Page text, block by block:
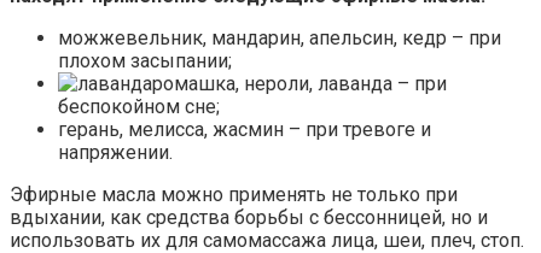
можжевельник, мандарин, апельсин, кедр – при
плохом засыпании;
ромашка, нероли, лаванда – при
беспокойном сне;
герань, мелисса, жасмин – при тревоге и
напряжении.
Эфирные масла можно применять не только при
вдыхании, как средства борьбы с бессонницей, но и
использовать их для самомассажа лица, шеи, плеч, стоп.